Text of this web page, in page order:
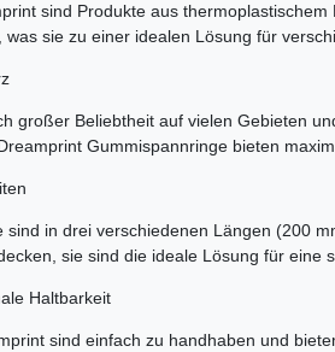
sind Produkte aus
sie zu einer idealen Lösung für
großer Beliebtheit auf vielen Gebieten
Gummispannringe bieten
in drei verschiedenen Längen (200
sie sind die ideale Lösung für eine
Haltbarkeit
sind einfach zu handhaben und